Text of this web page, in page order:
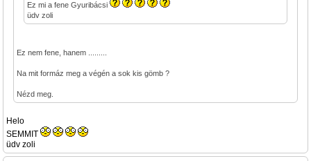
Ez mi a fene Gyuribácsi
üdv zoli
Ez nem fene, hanem .........
Na mit formáz meg a végén a sok kis gömb ?
Nézd meg.
Helo
SEMMIT
üdv zoli